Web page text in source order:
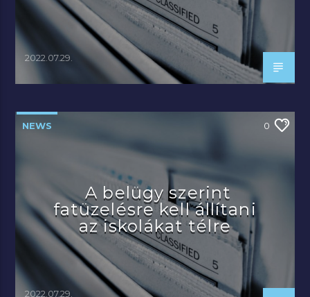
2022.07.29.
NEWS 0
A belügy szerint
fatüzelésre kell állítani
az iskolákat télre
2022.07.29.